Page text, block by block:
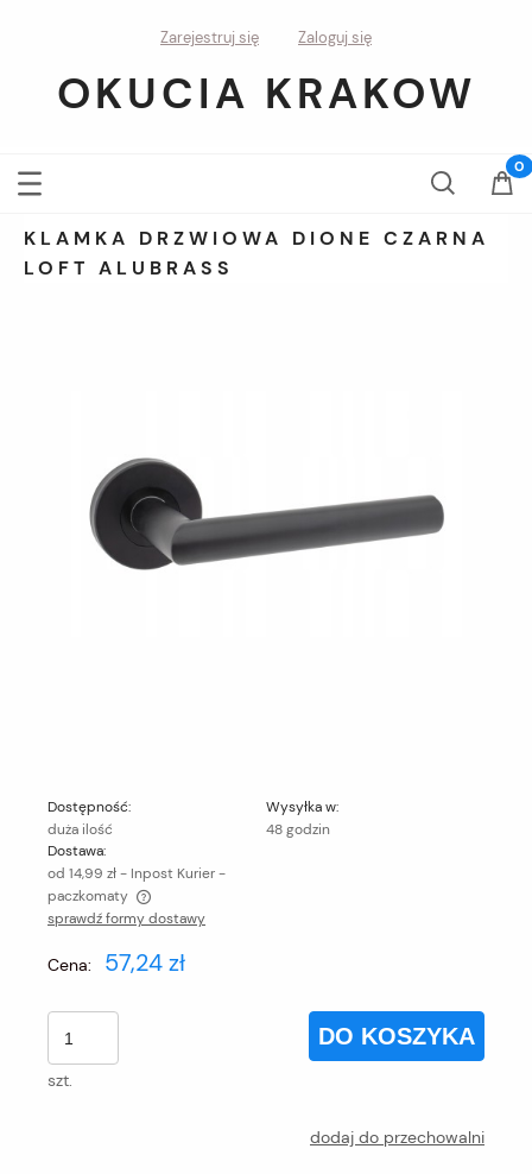
Zarejestruj się Zaloguj się
OKUCIA KRAKOW
KLAMKA DRZWIOWA DIONE CZARNA
LOFT ALUBRASS
Dostępność:
duża ilość
Wysyłka w:
48 godzin
Dostawa:
od 14,99 zł- Inpost Kurier -
paczkomaty
Cena nie zawiera ewentualnych kosztów płatności
sprawdź formy dostawy
Cena: 57,24 zł
szt.
DO KOSZYKA
dodaj do przechowalni